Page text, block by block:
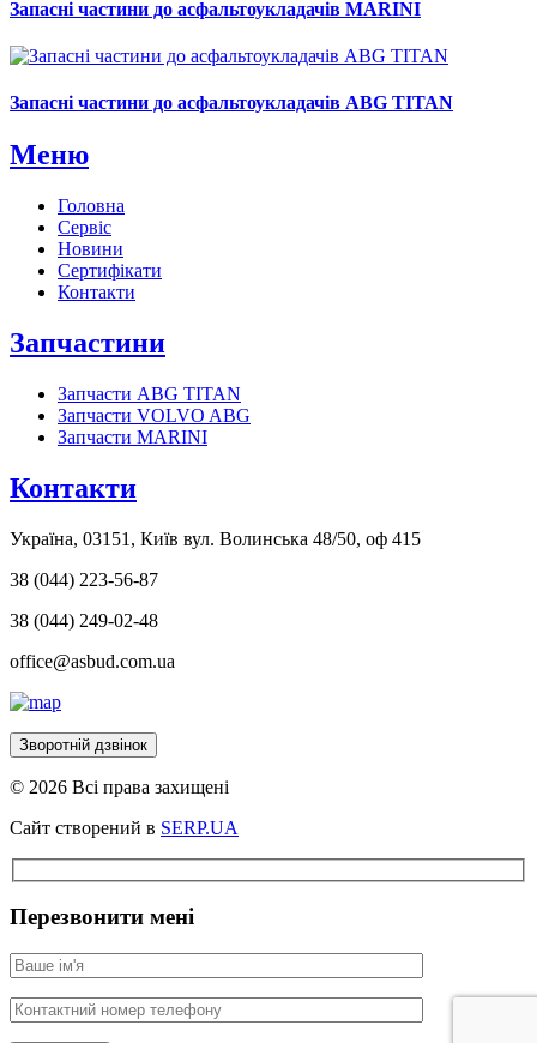
Запасні частини до асфальтоукладачів MARINI
Запасні частини до асфальтоукладачів ABG TITAN
Меню
Головна
Сервіс
Новини
Сертифікати
Контакти
Запчастини
Запчасти ABG TITAN
Запчасти VOLVO ABG
Запчасти MARINI
Контакти
Україна, 03151, Київ вул. Волинська 48/50, оф 415
38 (044) 223-56-87
38 (044) 249-02-48
office@asbud.com.ua
Зворотній дзвінок
© 2026 Всі права захищені
Сайт створений в SERP.UA
Перезвонити мені